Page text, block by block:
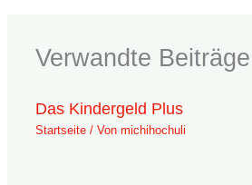
Verwandte Beiträge
Das Kindergeld Plus
Startseite / Vonmichihochuli